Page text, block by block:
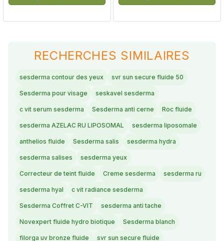
RECHERCHES SIMILAIRES
sesderma contour des yeux svr sun secure fluide 50
Sesderma pour visage seskavel sesderma
c vit serum sesderma Sesderma anti cerne Roc fluide
sesderma AZELAC RU LIPOSOMAL sesderma liposomale
anthelios fluide Sesderma salis sesderma hydra
sesderma salises sesderma yeux
Correcteur de teint fluide Creme sesderma sesderma ru
sesderma hyal c vit radiance sesderma
Sesderma Coffret C-VIT sesderma anti tache
Novexpert fluide hydro biotique Sesderma blanch
filorga uv bronze fluide svr sun secure fluide